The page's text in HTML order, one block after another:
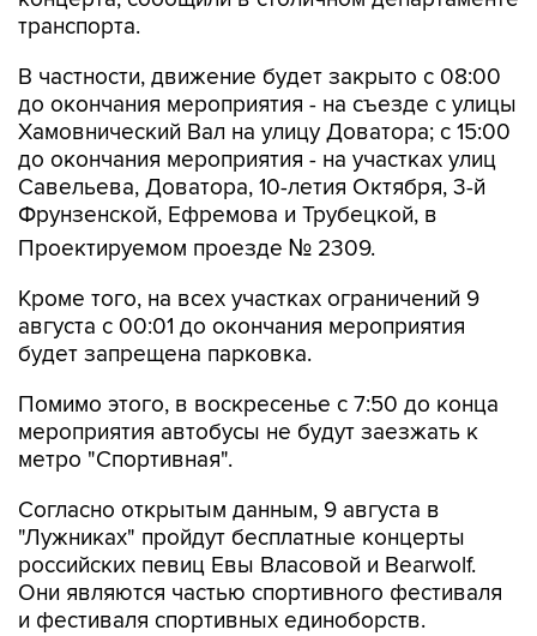
транспорта.
В частности, движение будет закрыто с 08:00
до окончания мероприятия - на съезде с улицы
Хамовнический Вал на улицу Доватора; с 15:00
до окончания мероприятия - на участках улиц
Савельева, Доватора, 10-летия Октября, 3-й
Фрунзенской, Ефремова и Трубецкой, в
Проектируемом проезде № 2309.
Кроме того, на всех участках ограничений 9
августа с 00:01 до окончания мероприятия
будет запрещена парковка.
Помимо этого, в воскресенье с 7:50 до конца
мероприятия автобусы не будут заезжать к
метро "Спортивная".
Согласно открытым данным, 9 августа в
"Лужниках" пройдут бесплатные концерты
российских певиц Евы Власовой и Bearwolf.
Они являются частью спортивного фестиваля
и фестиваля спортивных единоборств.